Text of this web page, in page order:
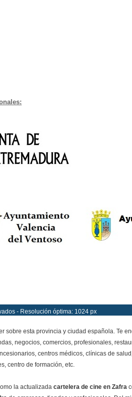
- Resolución óptima: 1024 px
esta provincia y ciudad española. Te
negocios, comercios, profesionales,
centros médicos, clínicas de
centro de formación, etc.
la actualizada cartelera de cine en Zafra